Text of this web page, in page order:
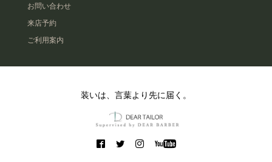
お問い合わせ
来店予約
ご利用案内
装いは、言葉より先に届く。